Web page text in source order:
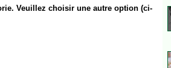
Veuillez choisir une autre option (ci-